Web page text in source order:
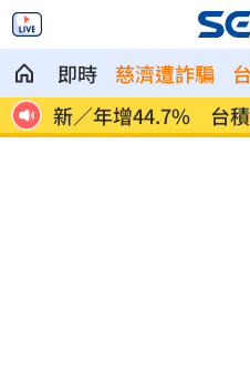
即時 慈濟遭詐騙
未
新／年增44.7% 台